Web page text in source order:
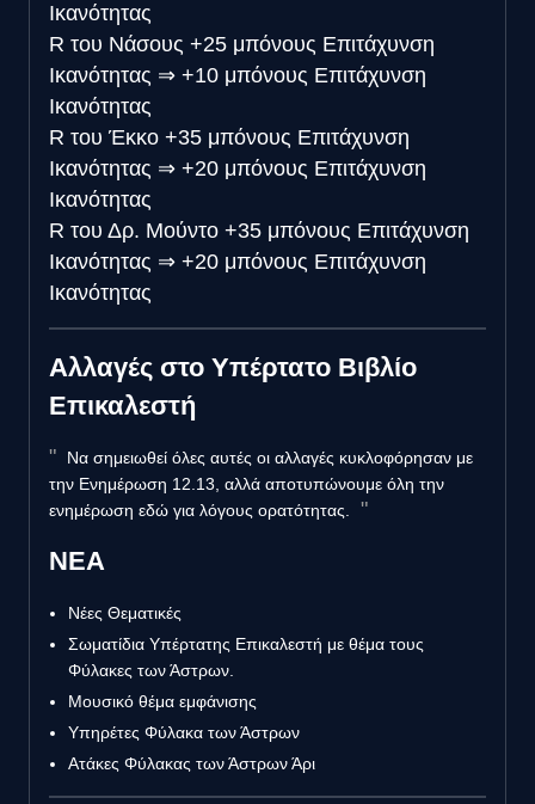
Ικανότητας
R του Νάσους +25 μπόνους Επιτάχυνση
Ικανότητας ⇒ +10 μπόνους Επιτάχυνση
Ικανότητας
R του Έκκο +35 μπόνους Επιτάχυνση
Ικανότητας ⇒ +20 μπόνους Επιτάχυνση
Ικανότητας
R του Δρ. Μούντο +35 μπόνους Επιτάχυνση
Ικανότητας ⇒ +20 μπόνους Επιτάχυνση
Ικανότητας
Αλλαγές στο Υπέρτατο Βιβλίο
Επικαλεστή
Να σημειωθεί όλες αυτές οι αλλαγές κυκλοφόρησαν με
την Ενημέρωση 12.13, αλλά αποτυπώνουμε όλη την
ενημέρωση εδώ για λόγους ορατότητας.
NEA
Νέες Θεματικές
Σωματίδια Υπέρτατης Επικαλεστή με θέμα τους
Φύλακες των Άστρων.
Μουσικό θέμα εμφάνισης
Υπηρέτες Φύλακα των Άστρων
Ατάκες Φύλακας των Άστρων Άρι